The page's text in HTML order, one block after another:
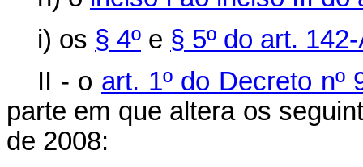
i) os § 4º e § 5º do art.
II - o art. 1º do Decreto nº
parte em que altera os
de 2008: